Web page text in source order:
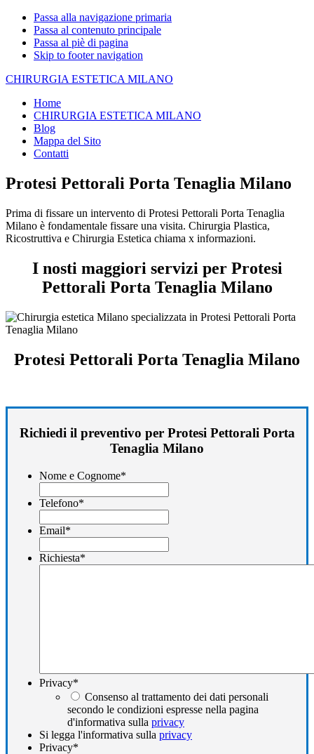
Passa alla navigazione primaria
Passa al contenuto principale
Passa al piè di pagina
Skip to footer navigation
CHIRURGIA ESTETICA MILANO
Home
CHIRURGIA ESTETICA MILANO
Blog
Mappa del Sito
Contatti
Protesi Pettorali Porta Tenaglia Milano
Prima di fissare un intervento di Protesi Pettorali Porta Tenaglia
Milano è fondamentale fissare una visita. Chirurgia Plastica,
Ricostruttiva e Chirurgia Estetica chiama x informazioni.
I nosti maggiori servizi per Protesi
Pettorali Porta Tenaglia Milano
Protesi Pettorali Porta Tenaglia Milano
Richiedi il preventivo per Protesi Pettorali Porta
Tenaglia Milano
Nome e Cognome*
Telefono*
Email*
Richiesta*
Privacy*
Consenso al trattamento dei dati personali
secondo le condizioni espresse nella pagina
d'informativa sulla privacy
Si legga l'informativa sulla privacy
Privacy*